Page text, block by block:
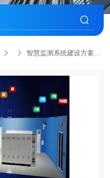
智慧监测系统建设方案